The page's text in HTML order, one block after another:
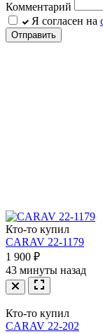
Комментарий
Я согласен на
Отправить
CARAV 22-1106
2 900 ₽
Кто-то купил
CARAV 22-1179
1 900 ₽
43 минуты назад
Кто-то купил
CARAV 22-202